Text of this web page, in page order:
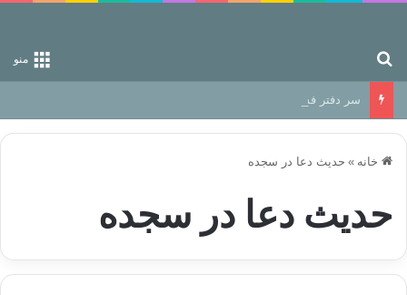
منو
سر دفتر فساد در زمین‌، دوری وکناره‌گیری از راه خداست‌!
خانه » حدیث دعا در سجده
حدیث دعا در سجده